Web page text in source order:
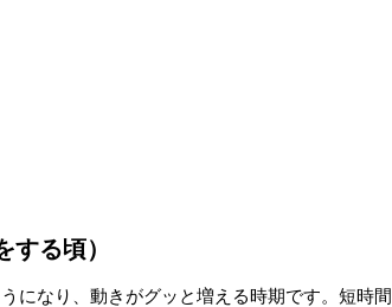
る頃）
になり、動きがグッと増える時期です。短時間